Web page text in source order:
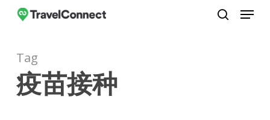
Skip
content
Menu
Tag
疫苗接种